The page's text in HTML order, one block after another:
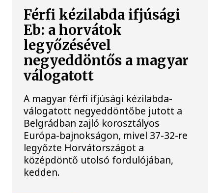
Férfi kézilabda ifjúsági
Eb: a horvátok
legyőzésével
negyeddöntős a magyar
válogatott
A magyar férfi ifjúsági kézilabda-
válogatott negyeddöntőbe jutott a
Belgrádban zajló korosztályos
Európa-bajnokságon, mivel 37-32-re
legyőzte Horvátországot a
középdöntő utolsó fordulójában,
kedden.